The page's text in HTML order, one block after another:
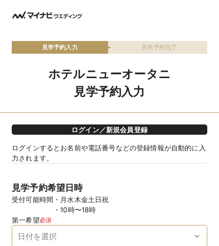
見学予約入力 見学予約完了
ホテルニューオータニ
見学予約入力
ログイン／新規会員登録
ログインするとお名前や電話番号などの登録情報が自動的に入
力されます。
見学予約希望日時
受付可能時間
月水木金土日祝
10時〜18時
第一希望必須